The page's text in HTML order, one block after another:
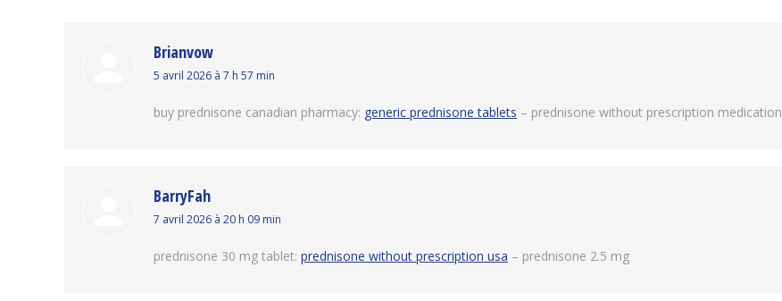
Brianvow
dit
5 avril 2026 à 7 h 57 min
buy prednisone canadian pharmacy: generic prednisone tablets – prednisone without prescription medication
BarryFah
dit
7 avril 2026 à 20 h 09 min
prednisone 30 mg tablet: prednisone without prescription usa – prednisone 2.5 mg